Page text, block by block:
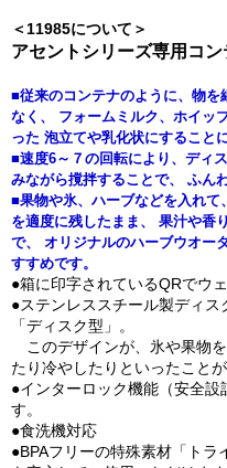
＜11985について＞
アセントシリーズ専用コン
■従来のコンテナのように、物
なく、 フォームミルク、ホイッ
った 泡立てや乳化状にすること
■速度6～７の回転により、ディ
みながら撹拌することで、 ふん
■果物や氷、ハーブなどを入れ
を適度に残したまま、 果汁や香
で、 オリジナルのハーブウオー
すすめです。
●箱に印字されているQRでウ
●ステンレススチール製ディス
「ディスク型」。
このデザインが、氷や果物
たり冷やしたりといったこと
●インターロック機能（安全
す。
●食洗機対応
●BPAフリーの特殊素材「ト